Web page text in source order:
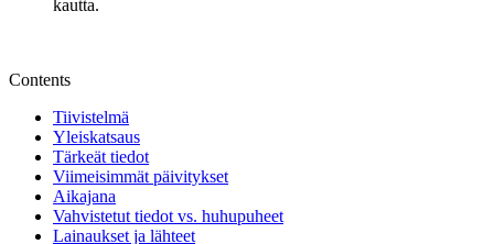
kautta.
Contents
Tiivistelmä
Yleiskatsaus
Tärkeät tiedot
Viimeisimmät päivitykset
Aikajana
Vahvistetut tiedot vs. huhupuheet
Lainaukset ja lähteet